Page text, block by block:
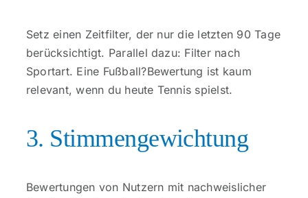
Setz einen Zeitfilter, der nur die letzten 90 Tage
berücksichtigt. Parallel dazu: Filter nach
Sportart. Eine Fußball?Bewertung ist kaum
relevant, wenn du heute Tennis spielst.
3. Stimmengewichtung
Bewertungen von Nutzern mit nachweislicher